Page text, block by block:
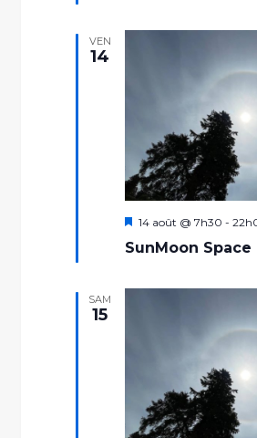
VEN
14
SunMoon Space
Mis
avant
14 août @ 7h30 -
SAM
15